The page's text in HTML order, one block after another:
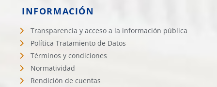
INFORMACIÓN
Transparencia y acceso a la información pública
Política Tratamiento de Datos
Términos y condiciones
Normatividad
Rendición de cuentas